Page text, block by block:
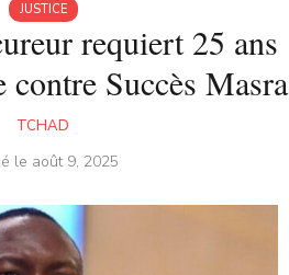
JUSTICE
requiert 25 ans
Succès Masra
TCHAD
le août 9, 2025